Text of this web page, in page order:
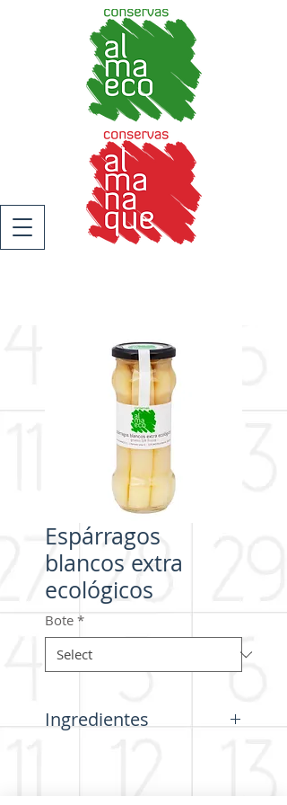
Espárragos
blancos extra
ecológicos
Bote *
Ingredientes
ecológica.